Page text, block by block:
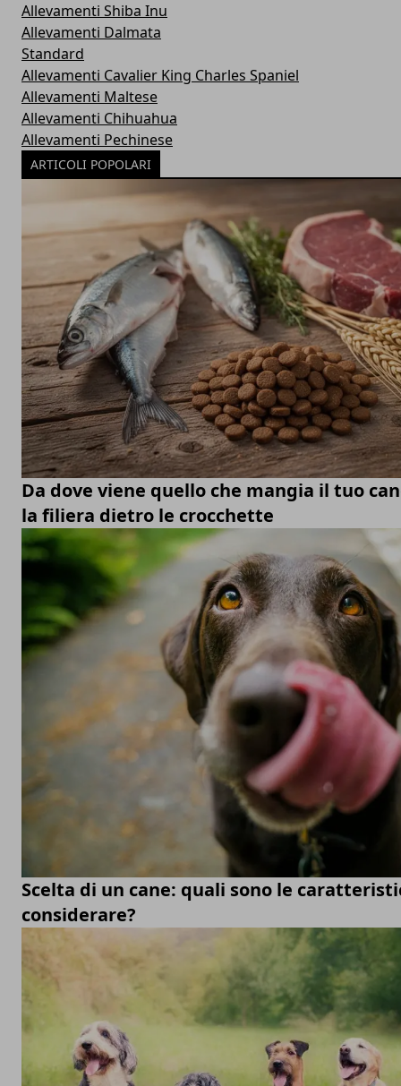
Allevamenti Shiba Inu
Allevamenti Dalmata
Standard
Allevamenti Cavalier King Charles Spaniel
Allevamenti Maltese
Allevamenti Chihuahua
Allevamenti Pechinese
ARTICOLI POPOLARI
Da dove viene quello che mangia il tuo
la filiera dietro le crocchette
Scelta di un cane: quali sono le
considerare?